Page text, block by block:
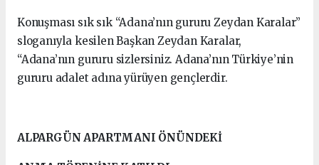
Konuşması sık sık “Adana’nın gururu Zeydan Karalar”
sloganıyla kesilen Başkan Zeydan Karalar,
“Adana’nın gururu sizlersiniz. Adana’nın Türkiye’nin
gururu adalet adına yürüyen gençlerdir.
ALPARGÜN APARTMANI ÖNÜNDEKİ